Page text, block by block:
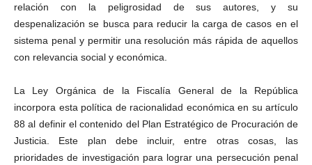
Bluesky
relación con la peligrosidad de sus autores, y su
despenalización se busca para reducir la carga de casos en el
sistema penal y permitir una resolución más rápida de aquellos
con relevancia social y económica.
La Ley Orgánica de la Fiscalía General de la República
incorpora esta política de racionalidad económica en su artículo
88 al definir el contenido del Plan Estratégico de Procuración de
Justicia. Este plan debe incluir, entre otras cosas, las
prioridades de investigación para lograr una persecución penal